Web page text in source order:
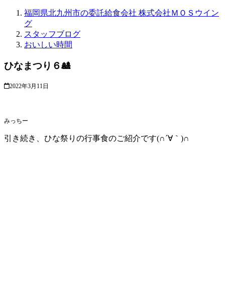
福岡県北九州市の委託給食会社 株式会社ＭＯＳウイン
グ
スタッフブログ
おいしい時間
ひなまつり６🎎
2022年3月11日
みっちー
引き続き、ひな祭りの行事食のご紹介です(∩´∀｀)∩